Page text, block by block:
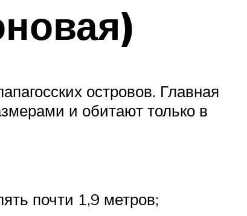
островов. Главная
и обитают только в
почти 1,9 метров;